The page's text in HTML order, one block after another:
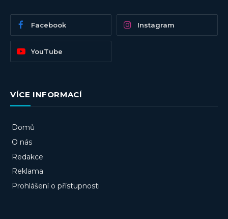
Facebook Instagram
YouTube
VÍCE INFORMACÍ
Domů
O nás
Redakce
Reklama
Prohlášení o přístupnosti